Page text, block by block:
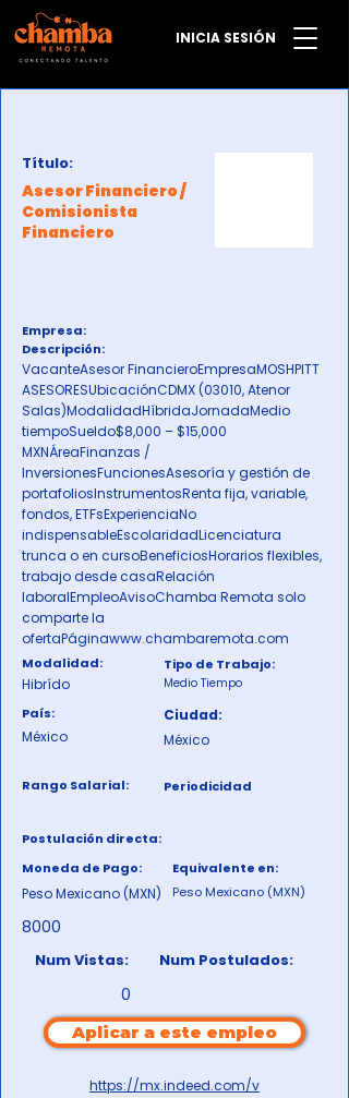
INICIA SESIÓN
Título:
Asesor Financiero /
Comisionista
Financiero
Empresa:
Descripción:
VacanteAsesor FinancieroEmpresaMOSHPITT
ASESORESUbicaciónCDMX (03010, Atenor
Salas)ModalidadHíbridaJornadaMedio
tiempoSueldo$8,000 – $15,000
MXNÁreaFinanzas /
InversionesFuncionesAsesoría y gestión de
portafoliosInstrumentosRenta fija, variable,
fondos, ETFsExperienciaNo
indispensableEscolaridadLicenciatura
trunca o en cursoBeneficiosHorarios flexibles,
trabajo desde casaRelación
laboralEmpleoAvisoChamba Remota solo
comparte la
ofertaPáginawww.chambaremota.com
Modalidad:
Hibrído
Tipo de Trabajo:
Medio Tiempo
País:
Ciudad:
México
México
Rango Salarial: Periodicidad
Postulación directa:
Moneda de Pago:
Equivalente en:
Peso Mexicano (MXN) Peso Mexicano (MXN)
8000
Num Vistas: Num Postulados:
0
Aplicar a este empleo
https://mx.indeed.com/v